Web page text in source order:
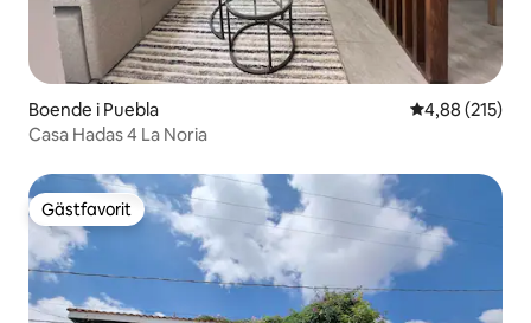
Boende i Puebla 4,88 av 5 i
4,88 (215)
Casa Hadas 4 La Noria
Gästfavorit
Gästfavorit